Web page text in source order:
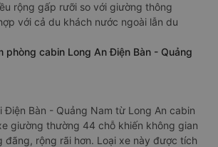
rộng gấp rưỡi so với giường thông
với cả du khách nước ngoài lẫn du
phòng cabin Long An Điện Bàn - Quảng
Điện Bàn - Quảng Nam từ Long An cabin
giường thường 44 chỗ khiến không gian
đãng, rộng rãi hơn. Loại xe này được tích